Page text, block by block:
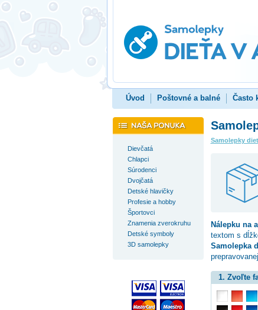
Úvod Poštovné a balné Často
Dievčatá
Chlapci
Súrodenci
Dvojčatá
Detské hlavičky
Profesie a hobby
Športovci
Znamenia zverokruhu
Detské symboly
3D samolepky
Samolepky
Nálepku na
textom s
Samolepka
prepravovanej
1. Zvoľte